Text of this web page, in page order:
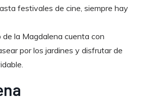
festivales de cine, siempre hay
la Magdalena cuenta con
por los jardines y disfrutar de